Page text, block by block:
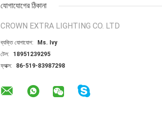
যোগাযোগের ঠিকানা
CROWN EXTRA LIGHTING CO. LTD
ব্যক্তি যোগাযোগ:
Ms. Ivy
টেল:
18951239295
ফ্যাক্স:
86-519-83987298